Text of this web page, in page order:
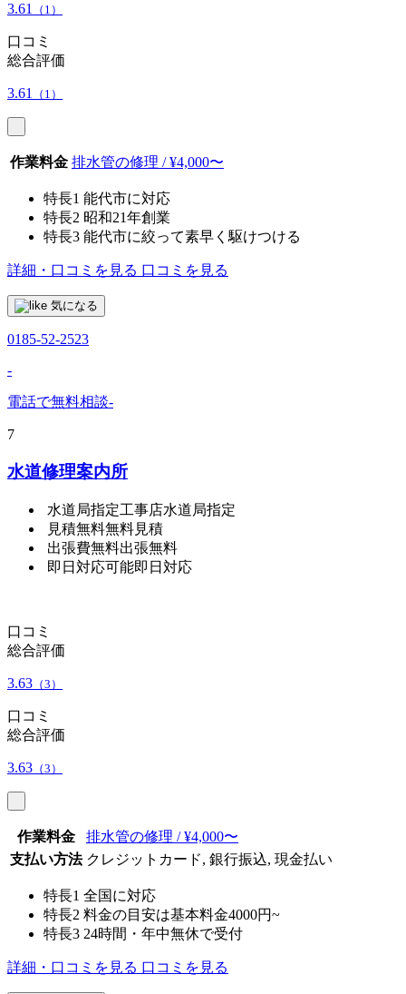
3.61 （1）
口コミ
総合評価
3.61 （1）
作業料金 排水管の修理 / ¥4,000〜
特長1 能代市に対応
特長2 昭和21年創業
特長3 能代市に絞って素早く駆けつける
詳細・口コミを見る 口コミを見る
気になる
0185-52-2523
-
電話で無料相談-
7
水道修理案内所
水道局指定工事店水道局指定
見積無料無料見積
出張費無料出張無料
即日対応可能即日対応
口コミ
総合評価
3.63 （3）
口コミ
総合評価
3.63 （3）
作業料金
排水管の修理 / ¥4,000〜
支払い方法 クレジットカード, 銀行振込, 現金払い
特長1 全国に対応
特長2 料金の目安は基本料金4000円~
特長3 24時間・年中無休で受付
詳細・口コミを見る 口コミを見る